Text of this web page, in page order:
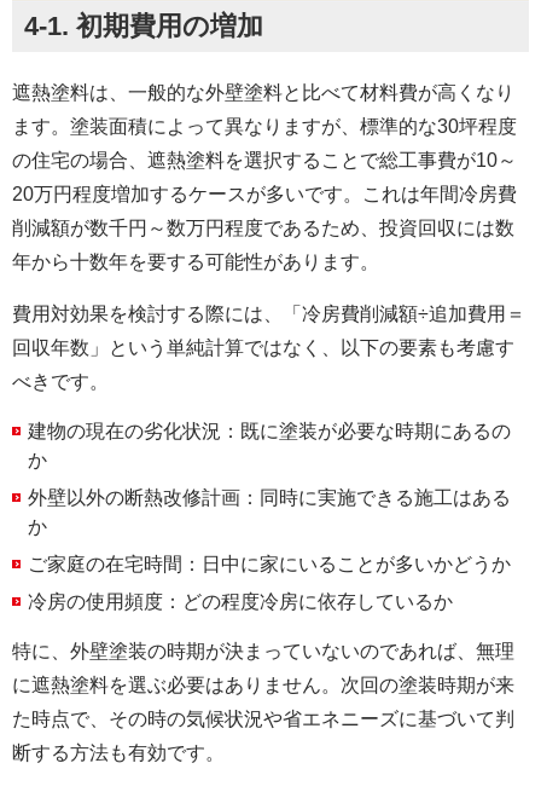
4-1. 初期費用の増加
遮熱塗料は、一般的な外壁塗料と比べて材料費が高くなり
ます。塗装面積によって異なりますが、標準的な30坪程度
の住宅の場合、遮熱塗料を選択することで総工事費が10～
20万円程度増加するケースが多いです。これは年間冷房費
削減額が数千円～数万円程度であるため、投資回収には数
年から十数年を要する可能性があります。
費用対効果を検討する際には、「冷房費削減額÷追加費用＝
回収年数」という単純計算ではなく、以下の要素も考慮す
べきです。
建物の現在の劣化状況：既に塗装が必要な時期にあるの
か
外壁以外の断熱改修計画：同時に実施できる施工はある
か
ご家庭の在宅時間：日中に家にいることが多いかどうか
冷房の使用頻度：どの程度冷房に依存しているか
特に、外壁塗装の時期が決まっていないのであれば、無理
に遮熱塗料を選ぶ必要はありません。次回の塗装時期が来
た時点で、その時の気候状況や省エネニーズに基づいて判
断する方法も有効です。